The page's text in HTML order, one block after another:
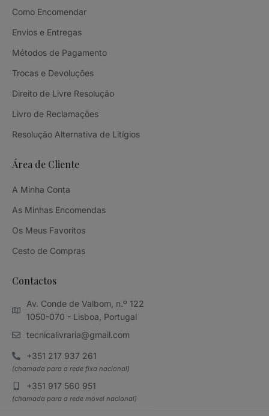
Como Encomendar
Envios e Entregas
Métodos de Pagamento
Trocas e Devoluções
Direito de Livre Resolução
Livro de Reclamações
Resolução Alternativa de Litígios
Área de Cliente
A Minha Conta
As Minhas Encomendas
Os Meus Favoritos
Cesto de Compras
Contactos
Av. Conde de Valbom, n.º 122
1050-070 - Lisboa, Portugal
tecnicalivraria@gmail.com
+351 217 937 261
(chamada para a rede fixa nacional)
+351 917 560 951
(chamada para a rede móvel nacional)